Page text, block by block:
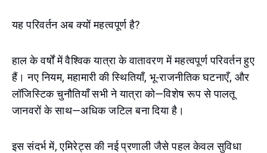
यह परिवर्तन अब क्यों महत्वपूर्ण है?
हाल के वर्षों में वैश्विक यात्रा के वातावरण में महत्वपूर्ण परिवर्तन हुए
हैं। नए नियम, महामारी की स्थितियाँ, भू-राजनीतिक घटनाएँ, और
लॉजिस्टिक चुनौतियाँ सभी ने यात्रा को—विशेष रूप से पालतू
जानवरों के साथ—अधिक जटिल बना दिया है।
इस संदर्भ में, एमिरेट्स की नई प्रणाली जैसे पहल केवल सुविधा